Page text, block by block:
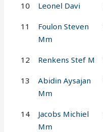
10 Leonel Davi
11
Foulon Steven
Mm
12 Renkens Stef M
13
Abidin Aysajan
Mm
14
Jacobs Michiel
Mm